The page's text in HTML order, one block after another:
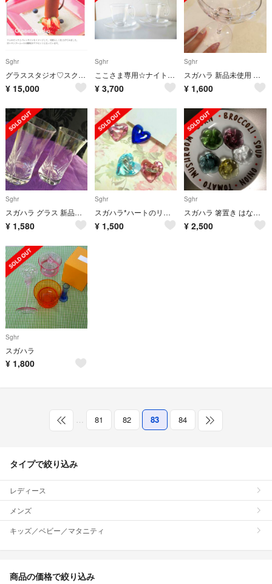
Sghr
グラススタジオ♡スクエアディナープレート パープル3枚
¥ 15,000
Sghr
ここさま専用☆ナイトカラフェとカップセット
¥ 3,700
Sghr
スガハラ 新品未使用 グラス
¥ 1,600
Sghr
スガハラ グラス 新品未使用 ガラス
¥ 1,580
Sghr
スガハラ*ハートのリング&カードスタンド
¥ 1,500
Sghr
スガハラ 箸置き はなまる様
¥ 2,500
Sghr
スガハラ
¥ 1,800
81 82 83 84
タイプで絞り込み
レディース
メンズ
キッズ／ベビー／マタニティ
商品の価格で絞り込み